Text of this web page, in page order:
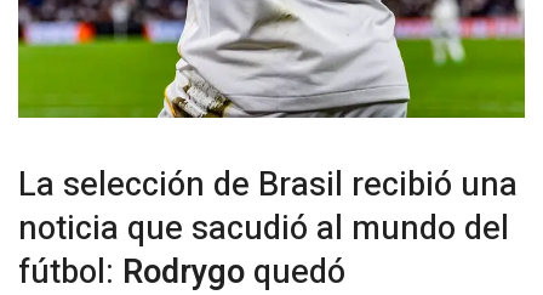
La selección de Brasil recibió una
noticia que sacudió al mundo del
fútbol: Rodrygo quedó